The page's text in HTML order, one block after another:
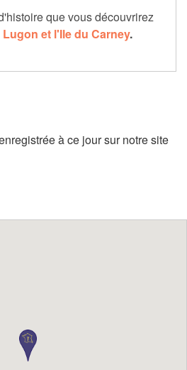
que vous découvrirez
Lugon et l'Ile du Carney.
à ce jour sur notre site